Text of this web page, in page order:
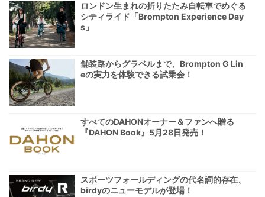
ロンドン生まれの折りたたみ自転車でめぐる
シティライド「Brompton Experience Day
s」
舗装路からグラベルまで、Brompton G Lin
eの実力を体験できる試乗会！
すべてのDAHONオーナー＆ファンへ贈る
『DAHON Book』5月28日発売！
スポーツフォールディングの代名詞的存在、
birdyのニューモデルが登場！